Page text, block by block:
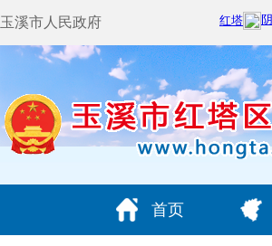
玉溪市人民政府
首页